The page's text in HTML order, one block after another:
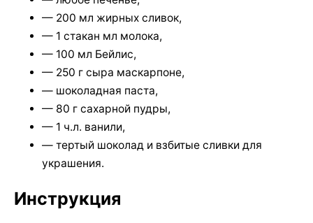
— 200 мл жирных сливок,
— 1 стакан мл молока,
— 100 мл Бейлис,
— 250 г сыра маскарпоне,
— шоколадная паста,
— 80 г сахарной пудры,
— 1 ч.л. ванили,
— тертый шоколад и взбитые сливки для
украшения.
Инструкция